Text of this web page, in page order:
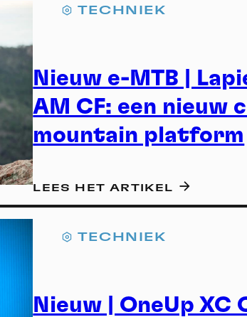
Nieuw e-MTB |
AM CF: een nieuw
mountain platform
TECHNIEK
LEES HET ARTIKEL
Nieuw | OneUp XC
TECHNIEK